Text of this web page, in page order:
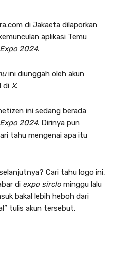
di Jakaeta dilaporkan
aplikasi Temu
2024.
ini diunggah oleh akun
di X.
ini sedang berada
Expo 2024. Dirinya pun
tahu mengenai apa itu
Cari tahu logo ini,
di expo sirclo minggu lalu
bakal lebih heboh dari
tulis akun tersebut.